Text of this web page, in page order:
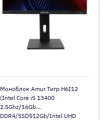
Моноблок Amur Тигр H6I12
(Intel Core i5 13400
2.5Ghz/16Gb
DDR4/SSD512Gb/Intel UHD